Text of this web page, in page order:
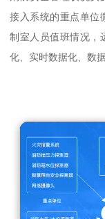
接入系统的重点单位
制室人员值班情况，
化、实时数据化、数